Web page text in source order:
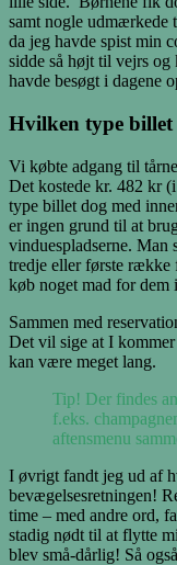
samt nogle udmærkede
da jeg havde spist min
sidde så højt til vejrs
havde besøgt i dagene
Hvilken type billet
Vi købte adgang til
Det kostede kr. 482 kr
type billet dog med
er ingen grund til at
vinduespladserne. Man
tredje eller første række
køb noget mad for dem
Sammen med
Det vil sige at I
kan være meget lang.
Tip! Der findes
f.eks.
aftensmenu
I øvrigt fandt jeg ud af
bevægelsesretningen!
time – med andre ord,
stadig nødt til at flytte
blev små-dårlig! Så